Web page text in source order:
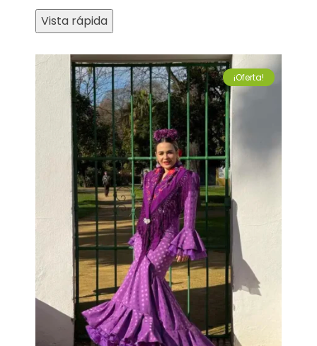
Vista rápida
¡Oferta!